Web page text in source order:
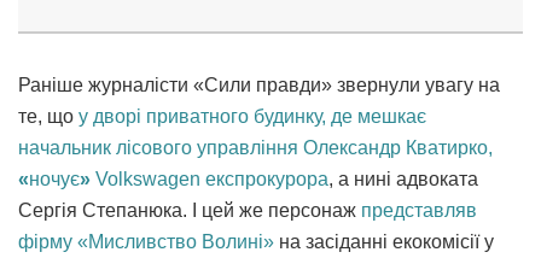
Раніше журналісти «Сили правди» звернули увагу на
те, що у дворі приватного будинку, де мешкає
начальник лісового управління Олександр Кватирко,
«ночує» Volkswagen експрокурора, а нині адвоката
Сергія Степанюка. І цей же персонаж представляв
фірму «Мисливство Волині» на засіданні екокомісії у